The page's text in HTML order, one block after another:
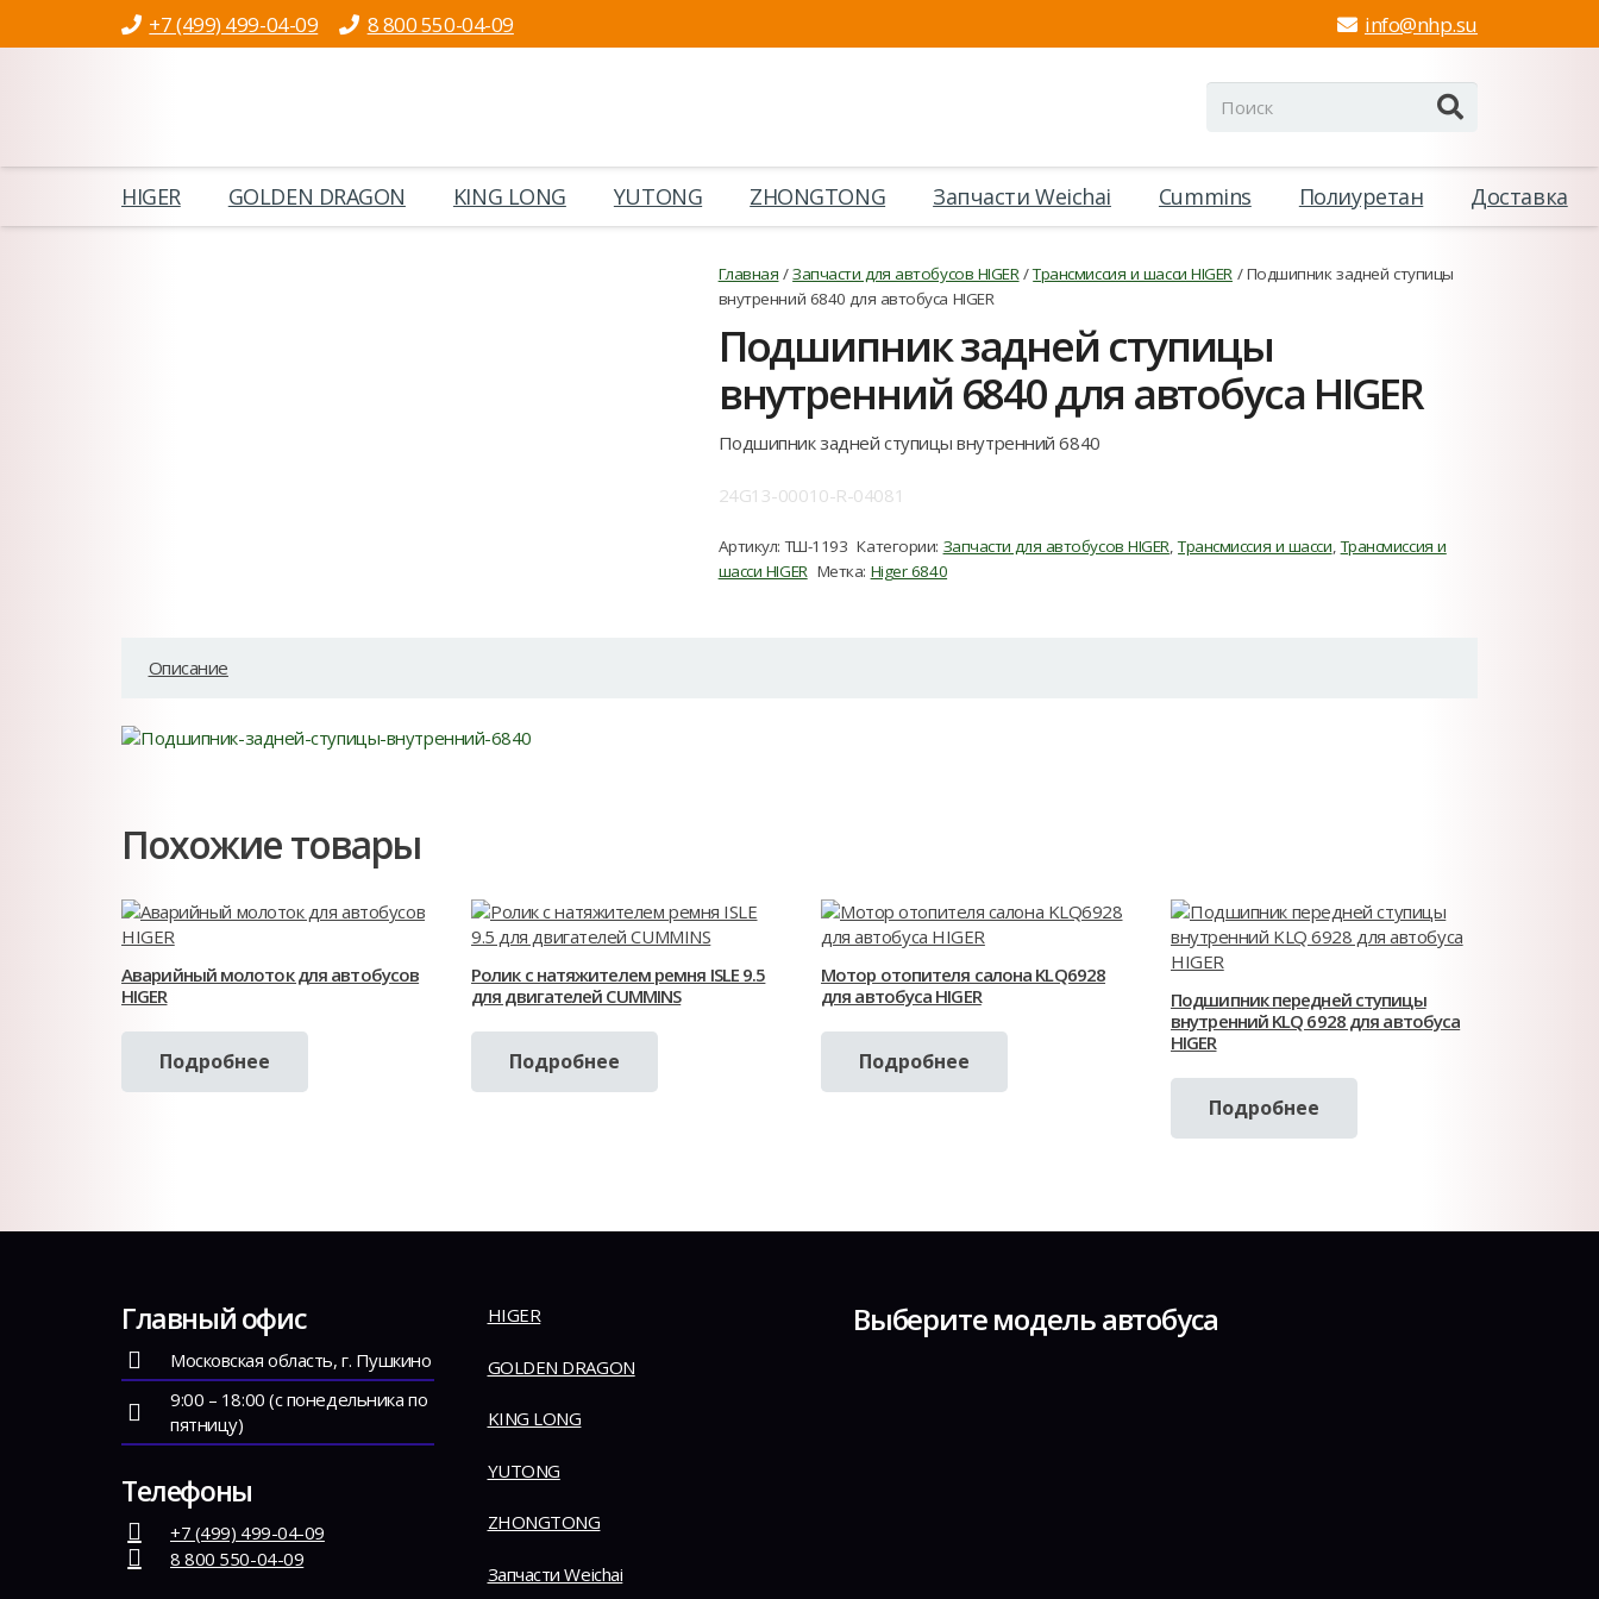
+7 (499) 499-04-09 8 800 550-04-09 info@nhp.su
HIGER GOLDEN DRAGON KING LONG YUTONG ZHONGTONG Запчасти Weichai Cummins Полиуретан Доставка
Главная /Запчасти для автобусов HIGER/Трансмиссия и шасси HIGER/ Подшипник задней ступицы
внутренний 6840 для автобуса HIGER
Подшипник задней ступицы
внутренний 6840 для автобуса HIGER
Подшипник задней ступицы внутренний 6840
24G13-00010-R-04081
Артикул:ТШ-1193 Категории: Запчасти для автобусов HIGER,Трансмиссия и шасси,Трансмиссия и
шасси HIGER Метка: Higer 6840
Описание
Похожие товары
Аварийный молоток для автобусов
HIGER
Подробнее
Ролик с натяжителем ремня ISLE 9.5
для двигателей CUMMINS
Подробнее
Мотор отопителя салона KLQ6928
для автобуса HIGER
Подробнее
Подшипник передней ступицы
внутренний KLQ 6928 для автобуса
HIGER
Подробнее
Главный офис
Московская область, г. Пушкино
9:00 – 18:00 (с понедельника по
пятницу)
Телефоны
+7 (499) 499-04-09
8 800 550-04-09
HIGER
GOLDEN DRAGON
KING LONG
YUTONG
ZHONGTONG
Запчасти Weichai
Выберите модель автобуса